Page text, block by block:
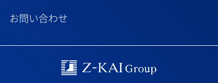
お問い合わせ